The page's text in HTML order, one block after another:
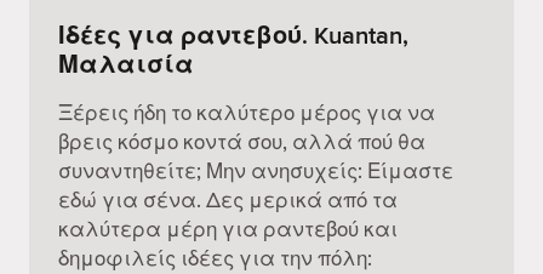
Ιδέες για ραντεβού. Kuantan,
Μαλαισία
Ξέρεις ήδη το καλύτερο μέρος για να
βρεις κόσμο κοντά σου, αλλά πού θα
συναντηθείτε; Μην ανησυχείς: Είμαστε
εδώ για σένα. Δες μερικά από τα
καλύτερα μέρη για ραντεβού και
δημοφιλείς ιδέες για την πόλη: